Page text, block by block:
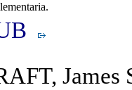
James